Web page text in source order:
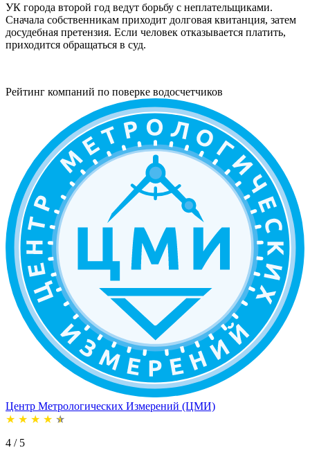
УК города второй год ведут борьбу с неплательщиками.
Сначала собственникам приходит долговая квитанция, затем
досудебная претензия. Если человек отказывается платить,
приходится обращаться в суд.
Рейтинг компаний по поверке водосчетчиков
Центр Метрологических Измерений (ЦМИ)
★ ★ ★ ★ ★
4 / 5